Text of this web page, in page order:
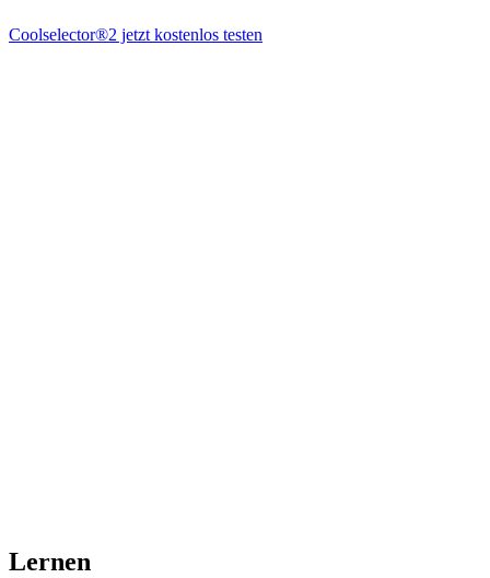
Coolselector®2 jetzt kostenlos testen
Lernen